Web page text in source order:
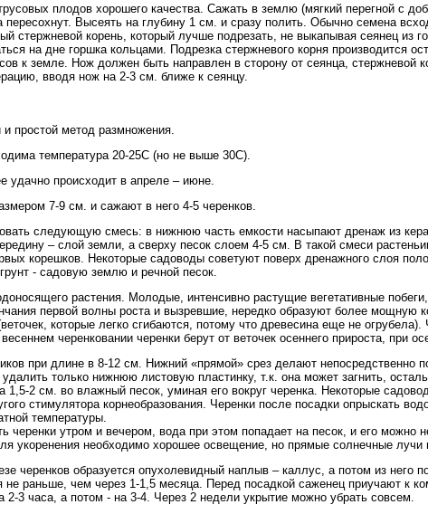
плодов хорошего качества. Сажать в землю (мягкий перегной с
Высеять на глубину 1 см. и сразу полить. Обычно семена
стержневой корень, который лучше подрезать, не выкапывая сеянец из
на дне горшка кольцами. Подрезка стержневого корня производится
к земле. Нож должен быть направлен в сторону от сеянца, стержневой
вводя нож на 2-3 см. ближе к сеянцу.
простой метод размножения.
температура 20-25С (но не выше 30С).
удачно происходит в апреле – июне.
7-9 см. и сажают в него 4-5 черенков.
следующую смесь: в нижнюю часть емкости насыпают дренаж из
– слой земли, а сверху песок слоем 4-5 см. В такой смеси
корешков. Некоторые садоводы советуют поверх дренажного слоя
- садовую землю и речной песок.
растения. Молодые, интенсивно растущие вегетативные
первой волны роста и вызревшие, нередко образуют более мощную
которые легко сгибаются, потому что древесина еще не
черенковании черенки берут от веточек осеннего прироста, при
при длине в 8-12 см. Нижний «прямой» срез делают непосредственно
только нижнюю листовую пластинку, т.к. она может загнить,
1,5-2 см. во влажный песок, уминая его вокруг черенка. Некоторые
стимулятора корнеобразования. Черенки после посадки опрыскать
температуры.
черенки утром и вечером, вода при этом попадает на песок, и его можно
укоренения необходимо хорошее освещение, но прямые солнечные лучи
черенков образуется опухолевидный наплыв – каллус, а потом из него
не раньше, чем через 1-1,5 месяца. Перед посадкой саженец приучают к
2-3 часа, а потом - на 3-4. Через 2 недели укрытие можно убрать совсем.